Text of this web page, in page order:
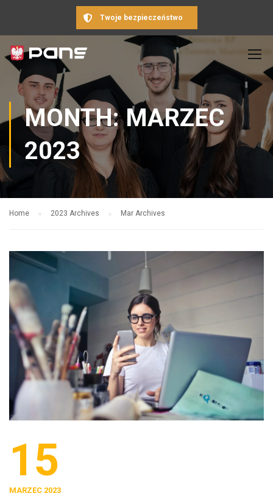
Twoje bezpieczeństwo
MONTH: MARZEC
2023
Home 2023 Archives Mar Archives
15
MARZEC 2023